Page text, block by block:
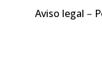
Aviso legal –